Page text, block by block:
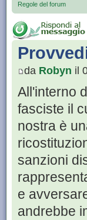
Regole del forum
da Robyn il
All'interno
fasciste il
nostra è
sanzioni
e
andrebbe